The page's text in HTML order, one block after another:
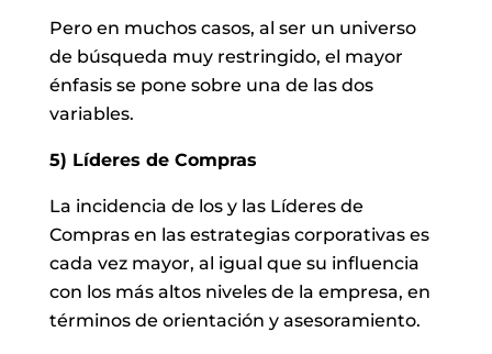
Pero en muchos casos, al ser un universo
de búsqueda muy restringido, el mayor
énfasis se pone sobre una de las dos
variables.
5) Líderes de Compras
La incidencia de los y las Líderes de
Compras en las estrategias corporativas es
cada vez mayor, al igual que su influencia
con los más altos niveles de la empresa, en
términos de orientación y asesoramiento.